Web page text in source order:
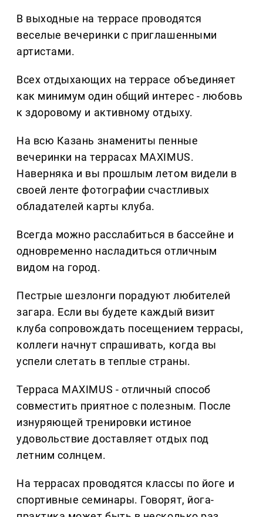
В выходные на террасе проводятся
веселые вечеринки с приглашенными
артистами.
Всех отдыхающих на террасе объединяет
как минимум один общий интерес - любовь
к здоровому и активному отдыху.
На всю Казань знамениты пенные
вечеринки на террасах MAXIMUS.
Наверняка и вы прошлым летом видели в
своей ленте фотографии счастливых
обладателей карты клуба.
Всегда можно расслабиться в бассейне и
одновременно насладиться отличным
видом на город.
Пестрые шезлонги порадуют любителей
загара. Если вы будете каждый визит
клуба сопровождать посещением террасы,
коллеги начнут спрашивать, когда вы
успели слетать в теплые страны.
Терраса MAXIMUS - отличный способ
совместить приятное с полезным. После
изнуряющей тренировки истиное
удовольствие доставляет отдых под
летним солнцем.
На террасах проводятся классы по йоге и
спортивные семинары. Говорят, йога-